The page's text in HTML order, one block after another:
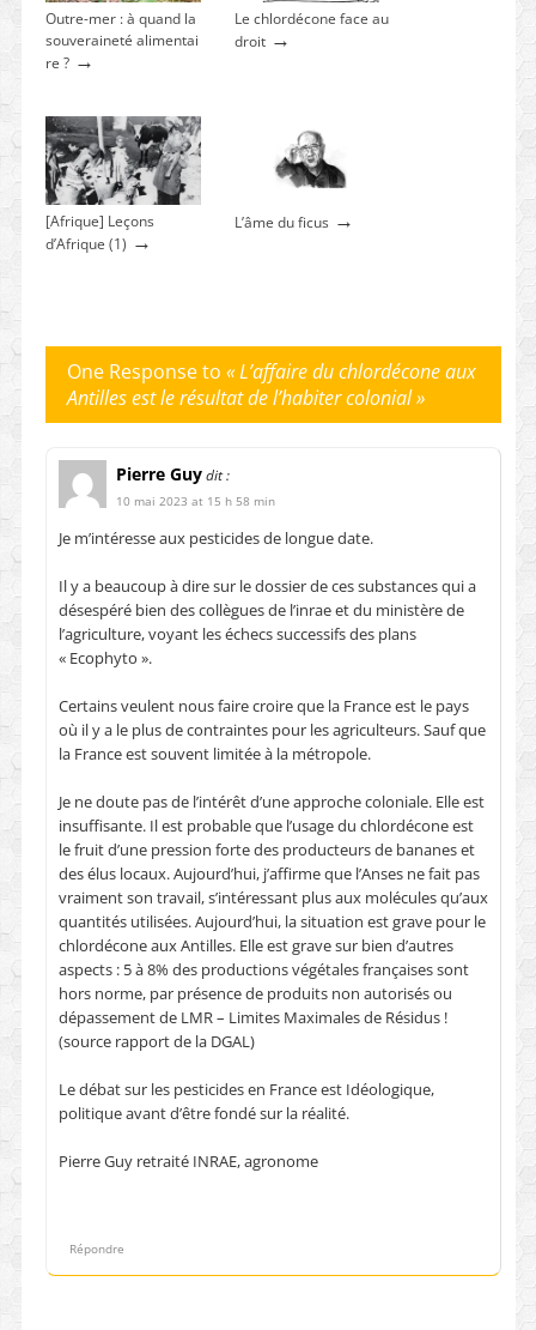
Outre-mer : à quand la
souveraineté alimentai
re ?→
Le chlordécone face au
droit→
[Afrique] Leçons
d’Afrique (1) →
L’âme du ficus→
One Response to « L’affaire du chlordécone aux
Antilles est le résultat de l’habiter colonial »
Pierre Guy dit :
10 mai 2023 at 15 h 58 min
Je m’intéresse aux pesticides de longue date.
Il y a beaucoup à dire sur le dossier de ces substances qui a
désespéré bien des collègues de l’inrae et du ministère de
l’agriculture, voyant les échecs successifs des plans
« Ecophyto ».
Certains veulent nous faire croire que la France est le pays
où il y a le plus de contraintes pour les agriculteurs. Sauf que
la France est souvent limitée à la métropole.
Je ne doute pas de l’intérêt d’une approche coloniale. Elle est
insuffisante. Il est probable que l’usage du chlordécone est
le fruit d’une pression forte des producteurs de bananes et
des élus locaux. Aujourd’hui, j’affirme que l’Anses ne fait pas
vraiment son travail, s’intéressant plus aux molécules qu’aux
quantités utilisées. Aujourd’hui, la situation est grave pour le
chlordécone aux Antilles. Elle est grave sur bien d’autres
aspects : 5 à 8% des productions végétales françaises sont
hors norme, par présence de produits non autorisés ou
dépassement de LMR – Limites Maximales de Résidus !
(source rapport de la DGAL)
Le débat sur les pesticides en France est Idéologique,
politique avant d’être fondé sur la réalité.
Pierre Guy retraité INRAE, agronome
Répondre